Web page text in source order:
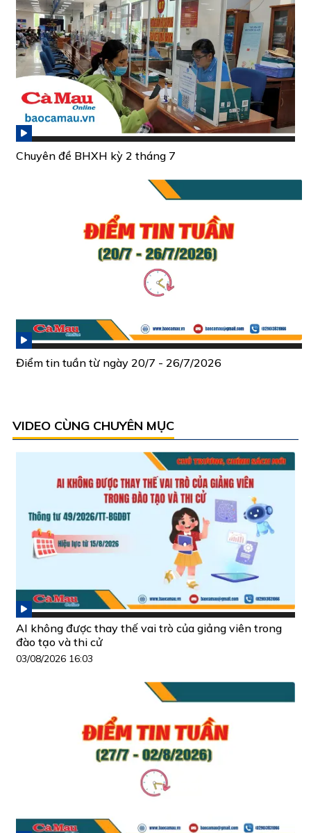
Chuyên đề BHXH kỳ 2 tháng 7
Điểm tin tuần từ ngày 20/7 - 26/7/2026
VIDEO CÙNG CHUYÊN MỤC
AI không được thay thế vai trò của giảng viên trong
đào tạo và thi cử
03/08/2026 16:03